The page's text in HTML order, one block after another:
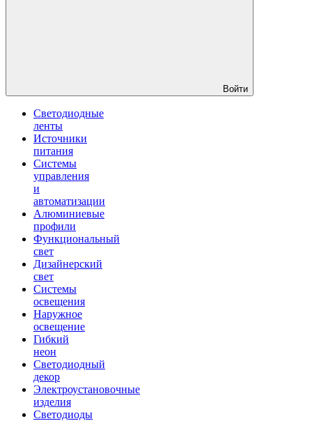
Войти
Светодиодные
ленты
Источники
питания
Системы
управления
и
автоматизации
Алюминиевые
профили
Функциональный
свет
Дизайнерский
свет
Системы
освещения
Наружное
освещение
Гибкий
неон
Светодиодный
декор
Электроустановочные
изделия
Светодиоды